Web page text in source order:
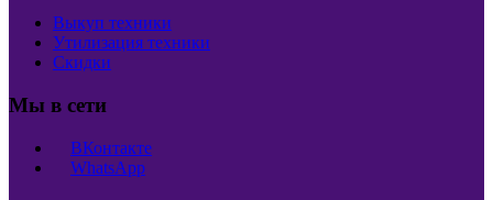
Выкуп техники
Утилизация техники
Скидки
Мы в сети
ВКонтакте
WhatsApp